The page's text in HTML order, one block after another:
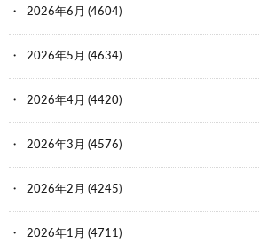
2026年6月 (4604)
2026年5月 (4634)
2026年4月 (4420)
2026年3月 (4576)
2026年2月 (4245)
2026年1月 (4711)